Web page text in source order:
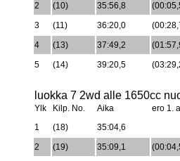
2
(10) 35:56,8
3
(11) 36:20,0
4
(13) 37:49,2
5
(14) 39:20,5
luokka 7 2wd alle 1650cc
Ylk Kilp. No. Aika
ero 1.
1
(18)
35:04,6
2
(19) 35:09,1